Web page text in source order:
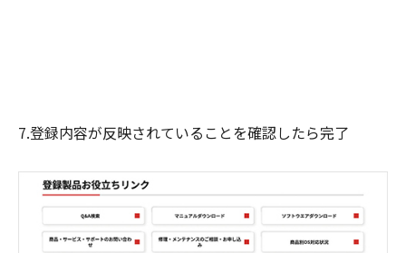
7.登録内容が反映されていることを確認したら完了